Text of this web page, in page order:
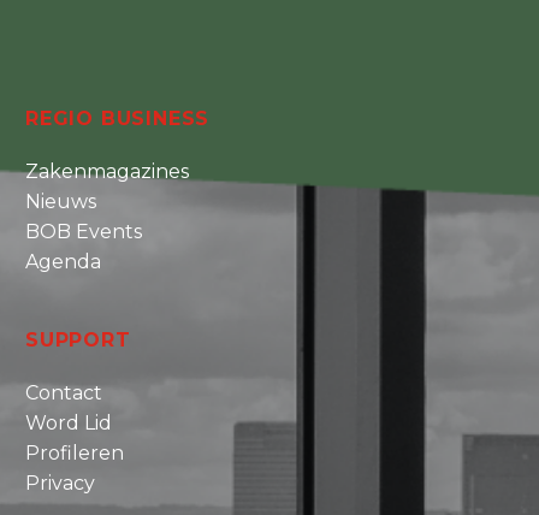
REGIO BUSINESS
Zakenmagazines
Nieuws
BOB Events
Agenda
SUPPORT
Contact
Word Lid
Profileren
Privacy